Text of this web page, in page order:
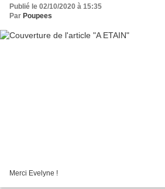
Publié le 02/10/2020 à 15:35
Par Poupees
Merci Evelyne !